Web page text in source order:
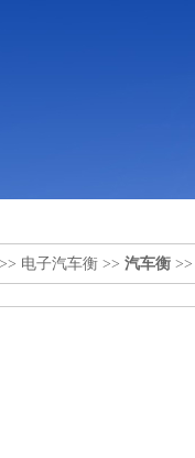
>> 电子汽车衡 >> 汽车衡